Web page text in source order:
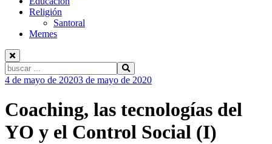
Religión
Santoral
Memes
Buscar:
Ir
contenido
4 de mayo de 20203 de mayo de 2020
Coaching, las tecnologías del
YO y el Control Social (I)